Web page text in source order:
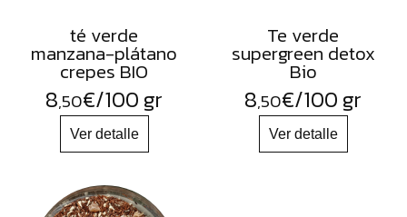
té verde
manzana-plátano
crepes BIO
8,50€/100 gr
Te verde
supergreen detox
Bio
8,50€/100 gr